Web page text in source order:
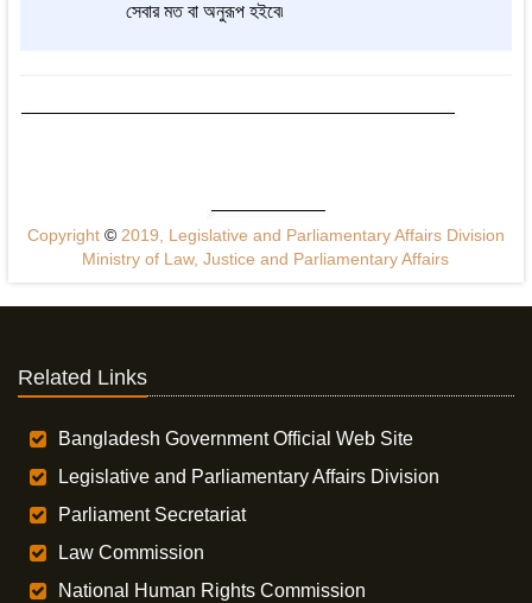
সেবার মত বা অনুরূপ হইবে৷
Copyright ©2019, Legislative and Parliamentary Affairs Division
Ministry of Law, Justice and Parliamentary Affairs
Related Links
Bangladesh Government Official Web Site
Legislative and Parliamentary Affairs Division
Parliament Secretariat
Law Commission
National Human Rights Commission